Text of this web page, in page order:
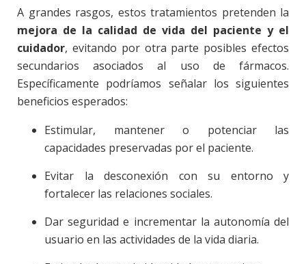
A grandes rasgos, estos tratamientos pretenden la
mejora de la calidad de vida del paciente y el
cuidador, evitando por otra parte posibles efectos
secundarios asociados al uso de fármacos.
Específicamente podríamos señalar los siguientes
beneficios esperados:
Estimular, mantener o potenciar las
capacidades preservadas por el paciente.
Evitar la desconexión con su entorno y
fortalecer las relaciones sociales.
Dar seguridad e incrementar la autonomía del
usuario en las actividades de la vida diaria.